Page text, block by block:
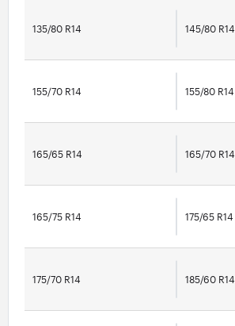
135/80 R14 145/80 R14
155/70 R14 155/80 R14
165/65 R14 165/70 R14
165/75 R14 175/65 R14
175/70 R14 185/60 R14